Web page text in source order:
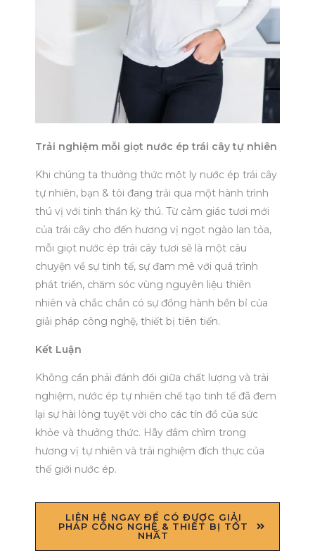
Trải nghiệm mỗi giọt nước ép trái cây tự nhiên
Khi chúng ta thưởng thức một ly nước ép trái cây
tự nhiên, bạn & tôi đang trải qua một hành trình
thú vị với tinh thần kỳ thú. Từ cảm giác tươi mới
của trái cây cho đến hương vị ngọt ngào lan tỏa,
mỗi giọt nước ép trái cây tươi sẽ là một câu
chuyện về sự tinh tế, sự đam mê với quá trình
phát triển, chăm sóc vùng nguyên liệu thiên
nhiên và chắc chắn có sự đồng hành bền bỉ của
giải pháp công nghệ, thiết bị tiên tiến.
Kết Luận
Không cần phải đánh đổi giữa chất lượng và trải
nghiệm, nước ép tự nhiên chế tạo tinh tế đã đem
lại sự hài lòng tuyệt vời cho các tín đồ của sức
khỏe và thưởng thức. Hãy đắm chìm trong
hương vị tự nhiên và trải nghiệm đích thực của
thế giới nước ép.
LIÊN HỆ NGAY ĐỂ CÓ ĐƯỢC GIẢI
PHÁP CÔNG NGHỆ & THIẾT BỊ TỐT
NHẤT